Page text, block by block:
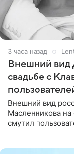
3 часа назад
Внешний вид
свадьбе с
Внешний вид
Масленникова на
смутил